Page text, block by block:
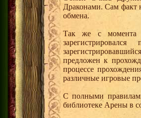
Драконами. Сам факт
обмена.
Так же с момента
предложен к
процессе
различные игровые
С полными
библиотеке Арены в